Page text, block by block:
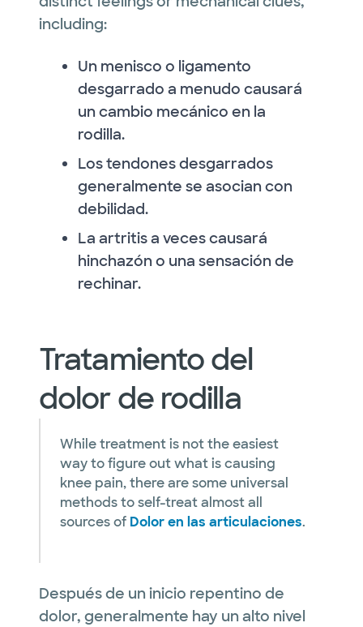
including:
Un menisco o ligamento
desgarrado a menudo causará
un cambio mecánico en la
rodilla.
Los tendones desgarrados
generalmente se asocian con
debilidad.
La artritis a veces causará
hinchazón o una sensación de
rechinar.
Tratamiento del
dolor de rodilla
While treatment is not the easiest
way to figure out what is causing
knee pain, there are some universal
methods to self-treat almost all
sources of Dolor en las articulaciones.
Después de un inicio repentino de
dolor, generalmente hay un alto nivel